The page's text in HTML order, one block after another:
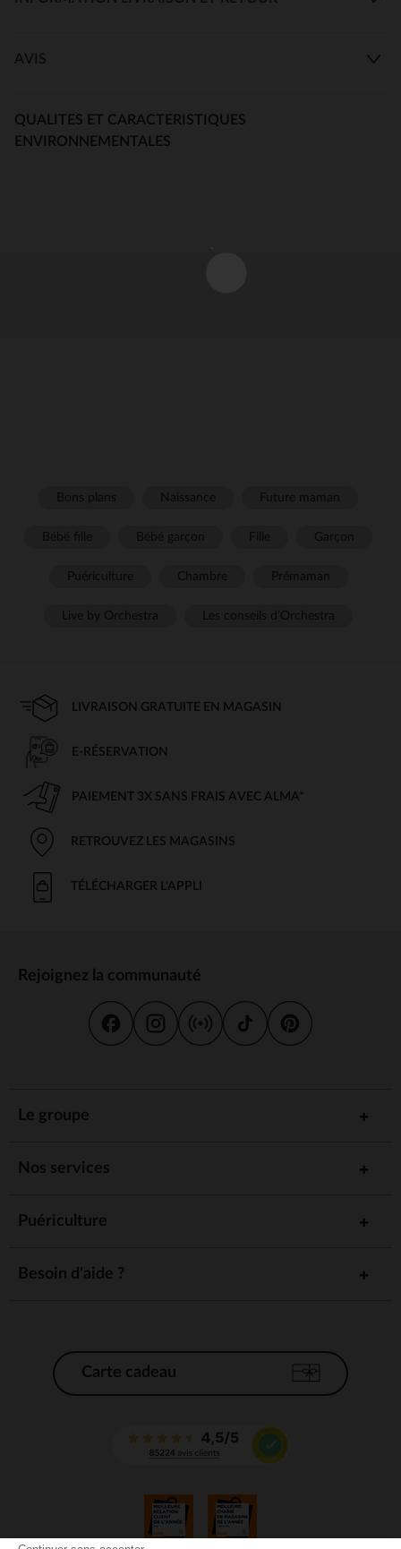
AVIS
QUALITES ET CARACTERISTIQUES
ENVIRONNEMENTALES
LIVRAISON GRATUITE EN MAGASIN
E-RÉSERVATION
PAIEMENT 3X SANS FRAIS AVEC ALMA*
RETROUVEZ LES MAGASINS
TÉLÉCHARGER L'APPLI
Rejoignez la communauté
Le groupe
Nos services
Puériculture
Besoin d'aide ?
Carte cadeau